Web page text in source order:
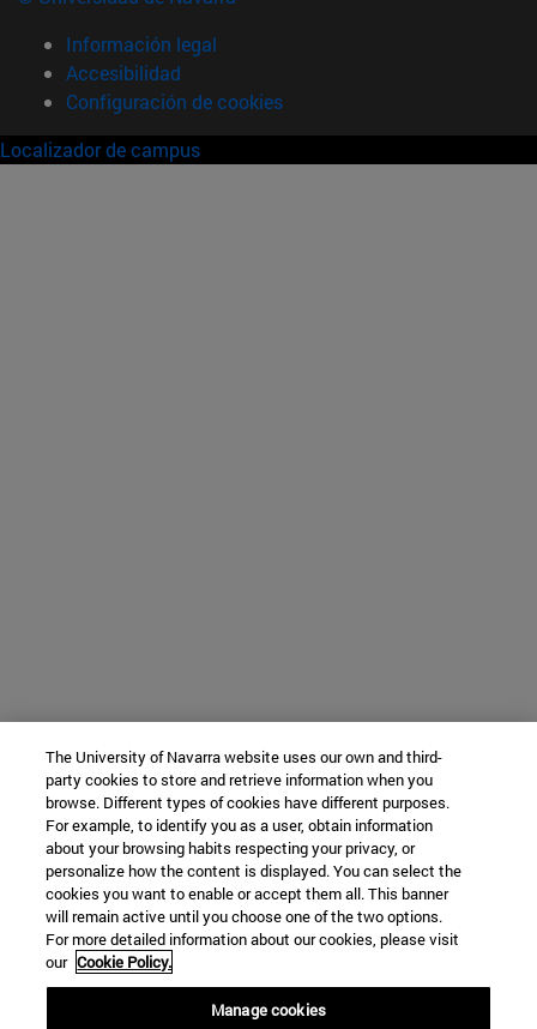
Información legal
Accesibilidad
Configuración de cookies
Localizador de campus
The University of Navarra website uses our own and third-
party cookies to store and retrieve information when you
browse. Different types of cookies have different purposes.
For example, to identify you as a user, obtain information
about your browsing habits respecting your privacy, or
personalize how the content is displayed. You can select the
cookies you want to enable or accept them all. This banner
will remain active until you choose one of the two options.
For more detailed information about our cookies, please visit
our Cookie Policy.
Manage cookies